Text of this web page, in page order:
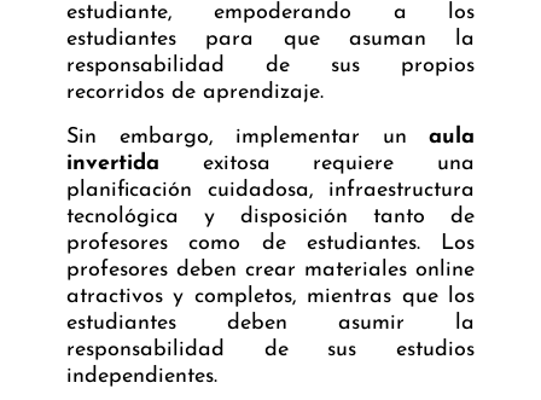
estudiante, empoderando a los
estudiantes para que asuman la
responsabilidad de sus propios
recorridos de aprendizaje.
Sin embargo, implementar un aula
invertida exitosa requiere una
planificación cuidadosa, infraestructura
tecnológica y disposición tanto de
profesores como de estudiantes. Los
profesores deben crear materiales online
atractivos y completos, mientras que los
estudiantes deben asumir la
responsabilidad de sus estudios
independientes.